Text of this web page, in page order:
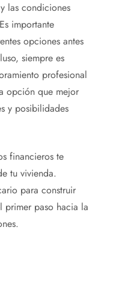
las condiciones
importante
opciones antes
siempre es
profesional
opción que mejor
y posibilidades
financieros te
tu vivienda.
para construir
primer paso hacia la